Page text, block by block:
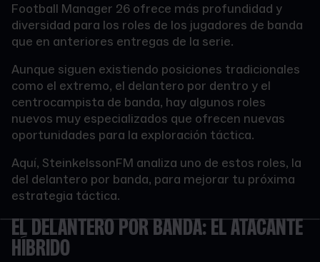
Football Manager 26 ofrece más profundidad y
diversidad para los roles de los jugadores de banda
que en anteriores entregas de la serie.
Aunque siguen existiendo posiciones tradicionales
como el extremo, el delantero por dentro y el
centrocampista de banda, hay algunos roles
nuevos muy especializados que ofrecen nuevas
oportunidades para la exploración táctica.
Aquí, SteinkelssonFM analiza uno de estos roles, la
del delantero por banda, para mejorar tu próxima
estrategia táctica.
EL DELANTERO POR BANDA: EL ATACANTE
HÍBRIDO